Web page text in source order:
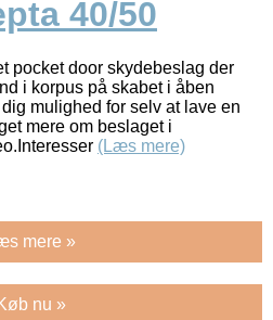
40/50
pocket door skydebeslag der
i korpus på skabet i åben
mulighed for selv at lave en
mere om beslaget i
(Læs mere)
mere »
nu »